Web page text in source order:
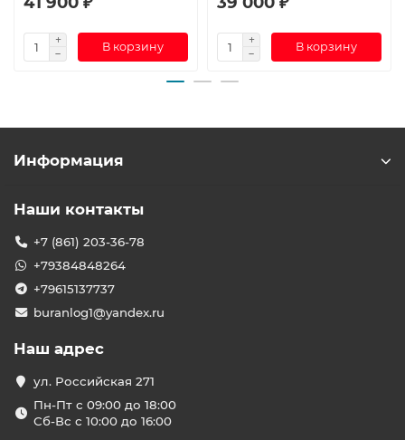
В корзину В корзину
Информация
Наши контакты
+7 (861) 203-36-78
+79384848264
+79615137737
buranlog1@yandex.ru
Наш адрес
ул. Российская 271
Пн-Пт с 09:00 до 18:00
Сб-Вс с 10:00 до 16:00